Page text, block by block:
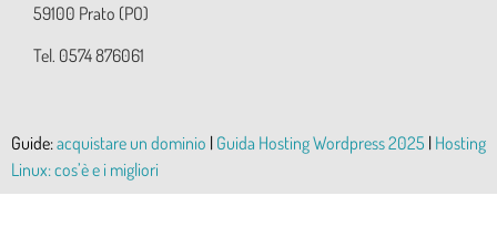
59100 Prato (PO)
Tel. 0574 876061
Guide:acquistare un dominio | Guida Hosting Wordpress 2025 | Hosting
Linux: cos’è e i migliori